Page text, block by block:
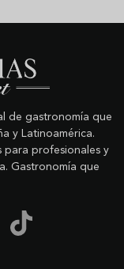
de gastronomía que
y Latinoamérica.
para profesionales y
Gastronomía que